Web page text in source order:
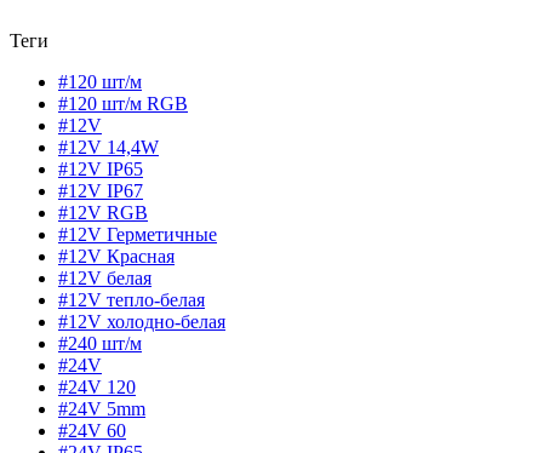
Теги
#120 шт/м
#120 шт/м RGB
#12V
#12V 14,4W
#12V IP65
#12V IP67
#12V RGB
#12V Герметичные
#12V Красная
#12V белая
#12V тепло-белая
#12V холодно-белая
#240 шт/м
#24V
#24V 120
#24V 5mm
#24V 60